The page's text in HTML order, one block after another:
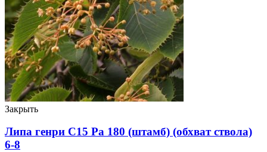
Закрыть
Липа генри C15 Ра 180 (штамб) (обхват ствола)
6-8